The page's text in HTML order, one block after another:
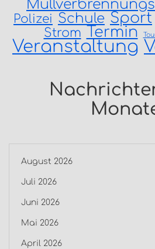
Polizei Schule Sport
Strom Termin
Veranstaltung
August 2026
Juli 2026
Juni 2026
Mai 2026
April 2026